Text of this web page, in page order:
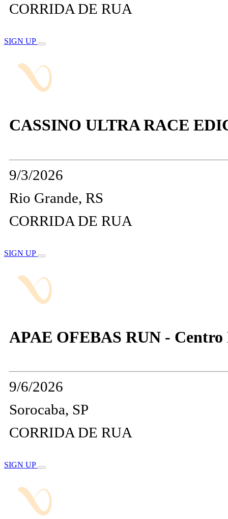
CORRIDA DE RUA
SIGN UP
CASSINO ULTRA RACE
9/3/2026
Rio Grande, RS
CORRIDA DE RUA
SIGN UP
APAE OFEBAS RUN - Centro
9/6/2026
Sorocaba, SP
CORRIDA DE RUA
SIGN UP